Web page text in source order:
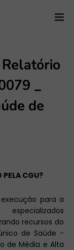
_
de
PELA CGU?
para a
recursos do
de Saúde -
de Média e Alta